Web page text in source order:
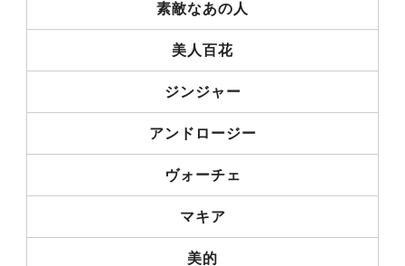
素敵なあの人
美人百花
ジンジャー
アンドロージー
ヴォーチェ
マキア
美的